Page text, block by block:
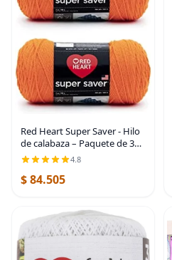
Red Heart Super Saver - Hilo
de calabaza – Paquete de 3
unidades de 198 gramos/7
onzas – Acrílico – 4 mediano
(peinado) – 364 yardas –
4.8
$ 84.505